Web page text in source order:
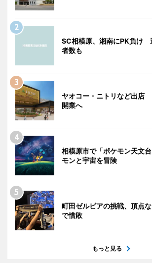
SC相模原、湘南にPK負け
者数も
ヤオコー・ニトリなど出店
開業へ
相模原市で「ポケモン天文
モンと宇宙を冒険
町田ゼルビアの挑戦、頂点
で惜敗
もっと見る